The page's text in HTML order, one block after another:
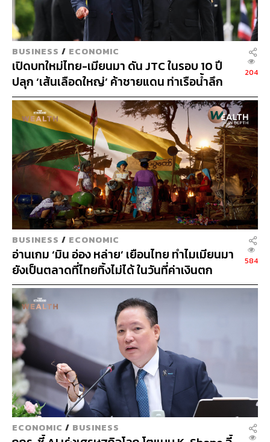
BUSINESS / ECONOMIC
เปิดบทใหม่ไทย-เมียนมา ดัน JTC ในรอบ 10 ปี
ปลุก ‘เส้นเลือดใหญ่’ ค้าชายแดน ท่าเรือน้ำลึก
ทวาย
204
BUSINESS / ECONOMIC
อ่านเกม ‘มิน อ่อง หล่าย’ เยือนไทย ทำไมเมียนมา
ยังเป็นตลาดที่ไทยทิ้งไม่ได้ ในวันที่ค่าเงินตก
ทุนสำรองต่ำ
584
ECONOMIC / BUSINESS